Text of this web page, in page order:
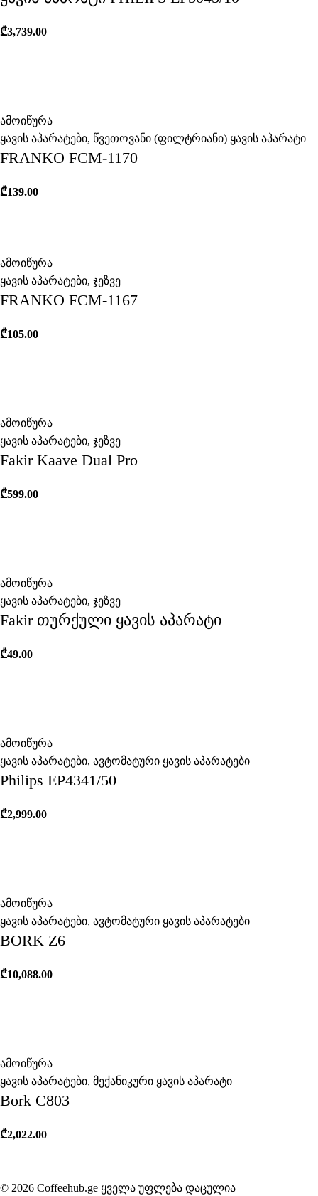
₾3,739.00
ამოიწურა
ყავის აპარატები, წვეთოვანი (ფილტრიანი) ყავის აპარატი
FRANKO FCM-1170
₾139.00
ამოიწურა
ყავის აპარატები, ჯეზვე
FRANKO FCM-1167
₾105.00
ამოიწურა
ყავის აპარატები, ჯეზვე
Fakir Kaave Dual Pro
₾599.00
ამოიწურა
ყავის აპარატები, ჯეზვე
Fakir თურქული ყავის აპარატი
₾49.00
ამოიწურა
ყავის აპარატები, ავტომატური ყავის აპარატები
Philips EP4341/50
₾2,999.00
ამოიწურა
ყავის აპარატები, ავტომატური ყავის აპარატები
BORK Z6
₾10,088.00
ამოიწურა
ყავის აპარატები, მექანიკური ყავის აპარატი
Bork C803
₾2,022.00
© 2026 Coffeehub.ge ყველა უფლება დაცულია